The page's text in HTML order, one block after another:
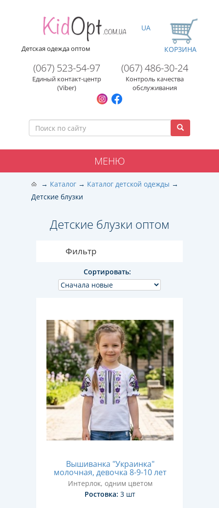
Детская одежда оптом
(067) 523-54-97
Единый контакт-центр
(Viber)
(067) 486-30-24
Контроль качества
обслуживания
UA
КОРЗИНА
МЕНЮ
Каталог
Каталог детской одежды
Детские блузки
Детские блузки оптом
Фильтр
Сортировать:
Вышиванка "Украинка"
молочная, девочка 8-9-10 лет
Интерлок, одним цветом
Ростовка: 3 шт